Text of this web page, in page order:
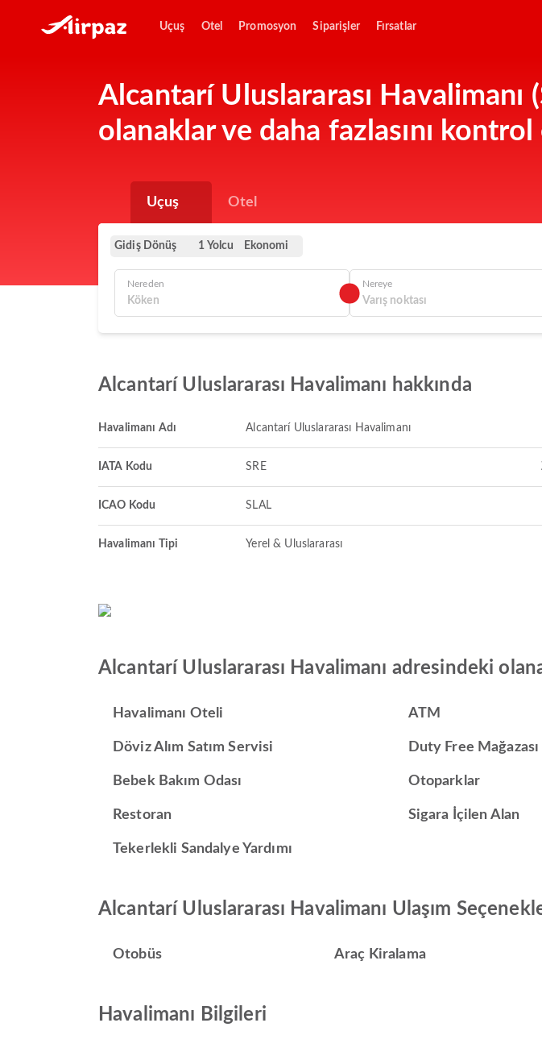
Uçuş Otel Promosyon Siparişler Fırsatlar
Alcantarí Uluslararası Havalimanı
olanaklar ve daha fazlasını kontrol
Uçuş Otel
Gidiş Dönüş 1 Yolcu Ekonomi
Nereden Nereye
Alcantarí Uluslararası Havalimanı hakkında
Havalimanı Adı Alcantarí Uluslararası Havalimanı
IATA Kodu SRE
ICAO Kodu SLAL
Havalimanı Tipi Yerel & Uluslararası
Alcantarí Uluslararası Havalimanı adresindeki
Havalimanı Oteli ATM
Döviz Alım Satım Servisi Duty Free Mağazası
Bebek Bakım Odası Otoparklar
Restoran Sigara İçilen Alan
Tekerlekli Sandalye Yardımı
Alcantarí Uluslararası Havalimanı Ulaşım
Otobüs Araç Kiralama
Havalimanı Bilgileri